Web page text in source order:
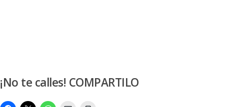
¡No te calles! COMPARTILO